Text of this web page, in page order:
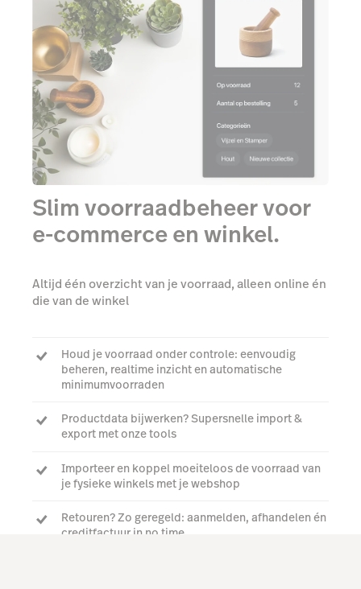
Slim voorraadbeheer voor
e-commerce en winkel.
Altijd één overzicht van je voorraad, alleen online én
die van de winkel
Houd je voorraad onder controle: eenvoudig
beheren, realtime inzicht en automatische
minimumvoorraden
Productdata bijwerken? Supersnelle import &
export met onze tools
Importeer en koppel moeiteloos de voorraad van
je fysieke winkels met je webshop
Retouren? Zo geregeld: aanmelden, afhandelen én
creditfactuur in no time